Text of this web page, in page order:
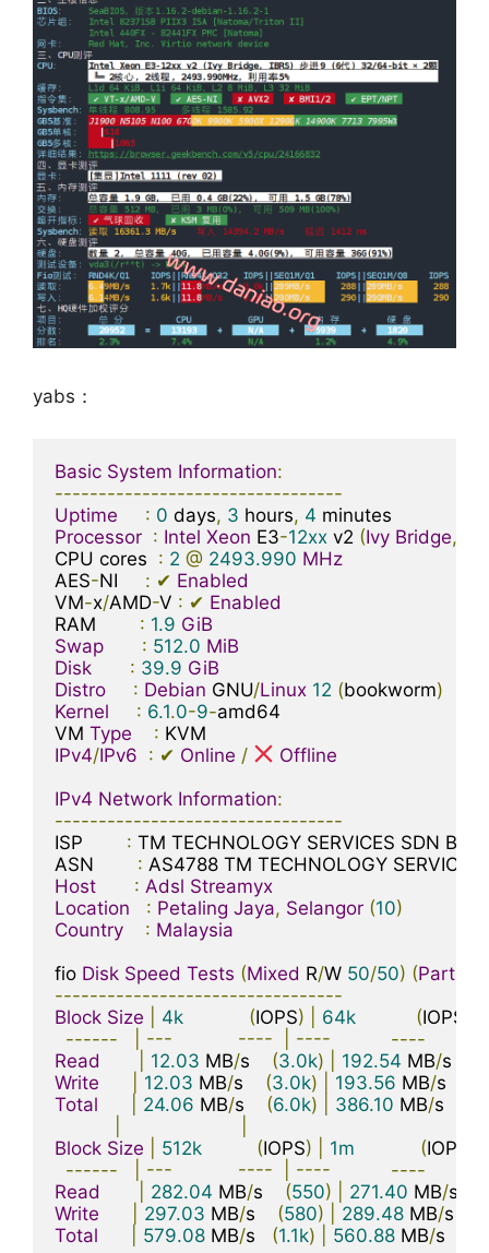
yabs：
Basic System Information:
---------------------------------
Uptime
: 0 days, 3 hours, 4
Processor : Intel Xeon E3-12xx v2 (Ivy Bridge,
CPU cores : 2 @ 2493.990 MHz
AES-NI : ✔ Enabled
VM-x/AMD-V : ✔ Enabled
RAM : 1.9 GiB
Swap
: 512.0 MiB
Disk
: 39.9 GiB
Distro
: Debian GNU/Linux 12 (bookworm)
Kernel
: 6.1.0-9-amd64
VM Type :
IPv4/IPv6 : ✔ Online /
Offline
IPv4 Network Information:
---------------------------------
ISP : TM TECHNOLOGY SERVICES SDN BHD
ASN : AS4788 TM TECHNOLOGY SERVICES
Host
: Adsl Streamyx
Location
: Petaling Jaya, Selangor (10)
Country
: Malaysia
fio Disk Speed Tests (Mixed R/W 50/50) (
---------------------------------
Block Size 4k (IOPS) 64k (IOPS
------
--- ---- ----
----
Read
12.03 MB/s (3.0k) 192.54 MB/s
Write
12.03 MB/s (3.0k) 193.56 MB/s
Total
24.06 MB/s (6.0k) 386.10 MB/s
Block Size 512k (IOPS) 1m (IOPS
------
--- ---- ----
----
Read
282.04 MB/s (550) 271.40 MB/s
Write
297.03 MB/s (580) 289.48 MB/s
Total
579.08 MB/s (1.1k) 560.88 MB/s